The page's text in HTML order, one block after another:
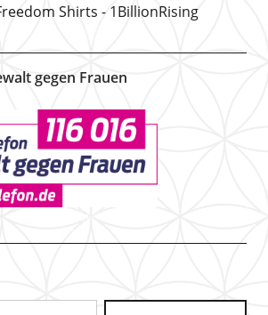
Shirts - 1BillionRising
gegen Frauen